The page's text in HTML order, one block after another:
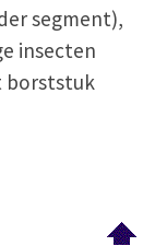
segment),
insecten
borststuk